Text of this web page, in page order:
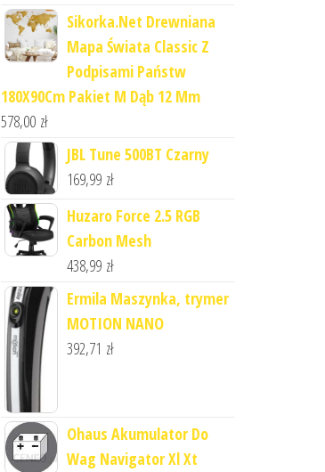
Sikorka.Net Drewniana
Mapa Świata Classic Z
Podpisami Państw
180X90Cm Pakiet M Dąb 12 Mm
578,00 zł
JBL Tune 500BT Czarny
169,99 zł
Huzaro Force 2.5 RGB
Carbon Mesh
438,99 zł
Ermila Maszynka, trymer
MOTION NANO
392,71 zł
Ohaus Akumulator Do
Wag Navigator Xl Xt